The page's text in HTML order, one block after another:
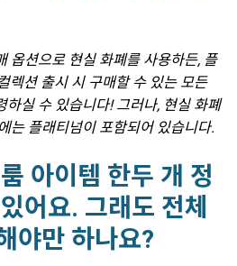
옵션으로 현실 화폐를 사용하든, 플
렉션 출시 시 구매할 수 있는 모든
하실 수 있습니다! 그러나, 현실 화폐
는 플래티넘이 포함되어 있습니다.
아이템 한두 개 정
어요. 그래도 전체
야만 하나요?